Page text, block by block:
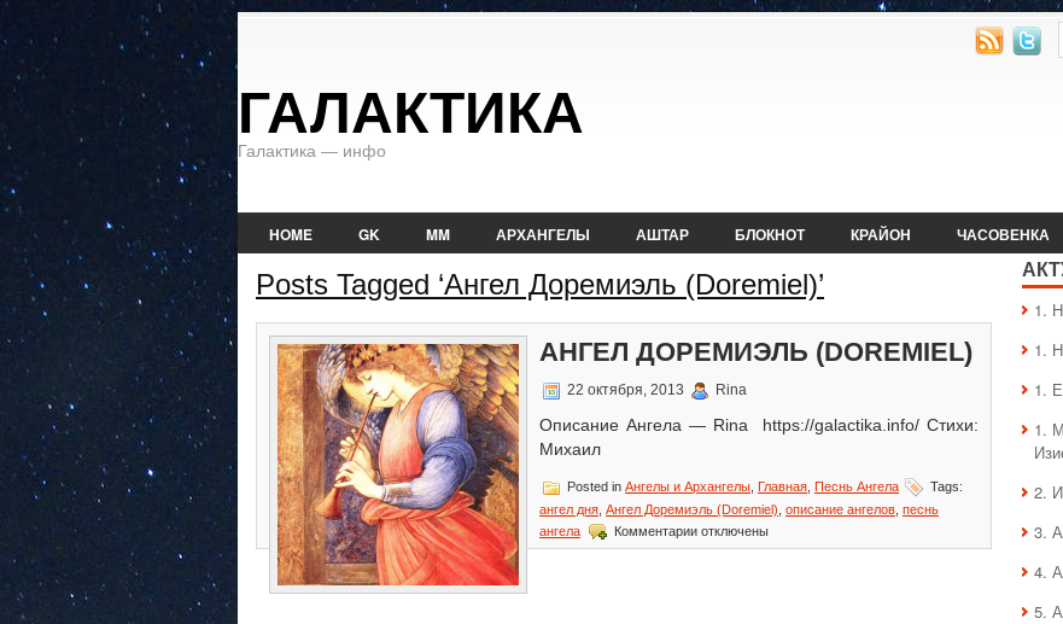
ГАЛАКТИКА
Галактика — инфо
HOME GK MM АРХАНГЕЛЫ АШТАР БЛОКНОТ КРАЙОН ЧАСОВЕНКА
Posts Tagged ‘Ангел Доремиэль (Doremiel)’
АНГЕЛ ДОРЕМИЭЛЬ (DOREMIEL)
22 октября, 2013 Rina
Описание Ангела — Rina https://galactika.info/ Стихи:
Михаил
Posted in Ангелы и Архангелы Главная Песнь Ангела
Tags:
ангел дня Ангел Доремиэль (Doremiel) описание ангелов песнь
ангела
Комментариик
записи
отключены
1.
1.
1.
1.
2.
3.
4.
5.